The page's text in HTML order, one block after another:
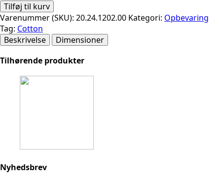
Tilføj til kurv
Varenummer (SKU): 20.24.1202.00 Kategori: Opbevaring
Tag: Cotton
Beskrivelse
Dimensioner
Tilhørende produkter
Nyhedsbrev